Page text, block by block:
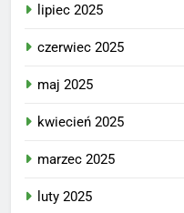
lipiec 2025
czerwiec 2025
maj 2025
kwiecień 2025
marzec 2025
luty 2025